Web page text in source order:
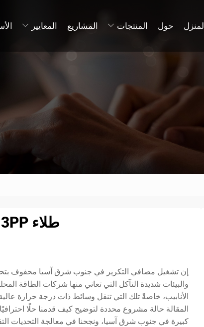
المنزل حول المنتجات المشاريع المعايير
طلاء 3PP لتآكل الأنابيب عالية الحرارة | دراسة حالة
إن تشغيل مصافي التكرير في جنوب شرق آسيا محفوف
والبيئات شديدة التآكل التي تعاني منها شركات الطاقة
الأنابيب، خاصةً تلك التي تنقل وسائط ذات درجة حرارة
كبيرة في جنوب شرق آسيا، ونجحنا في معالجة التحديات